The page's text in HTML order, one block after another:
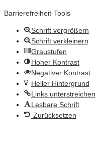
Barrierefreiheit-Tools
Schrift vergrößern
Schrift verkleinern
Graustufen
Hoher Kontrast
Negativer Kontrast
Heller Hintergrund
Links unterstreichen
Lesbare Schrift
Zurücksetzen